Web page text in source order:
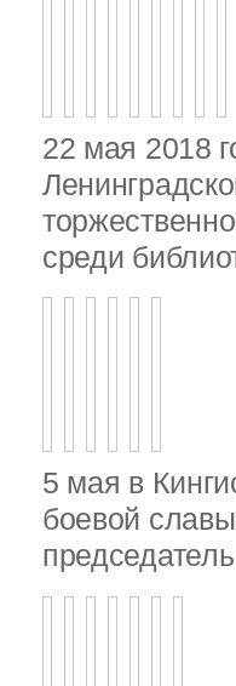
22 мая 2018
среди
5 мая в
боевой